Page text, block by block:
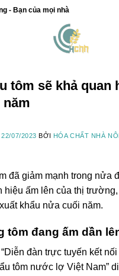
- Bạn của mọi nhà
tôm sẽ khả quan
22/07/2023 BỞI HÓA CHẤT NHÀ
đã giảm mạnh trong nửa
hiệu ấm lên của thị
khẩu nửa cuối năm.
tôm đang ấm dần
đàn trực tuyến kết
tôm nước lợ Việt Nam”